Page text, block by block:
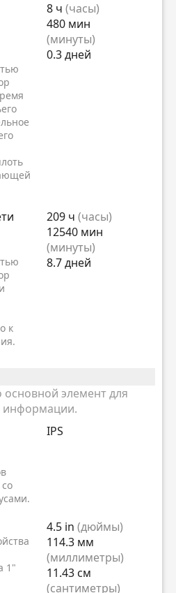
8 ч (часы)
480 мин
(минуты)
0.3 дней
к
209 ч (часы)
12540 мин
(минуты)
8.7 дней
основной элемент для
информации.
IPS
1"
4.5 in (дюймы)
114.3 мм
(миллиметры)
11.43 см
(сантиметры)